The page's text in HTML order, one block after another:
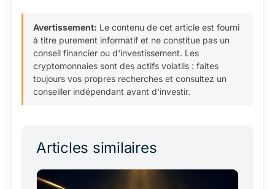
Avertissement: Le contenu de cet article est fourni
à titre purement informatif et ne constitue pas un
conseil financier ou d'investissement. Les
cryptomonnaies sont des actifs volatils : faites
toujours vos propres recherches et consultez un
conseiller indépendant avant d'investir.
Articles similaires